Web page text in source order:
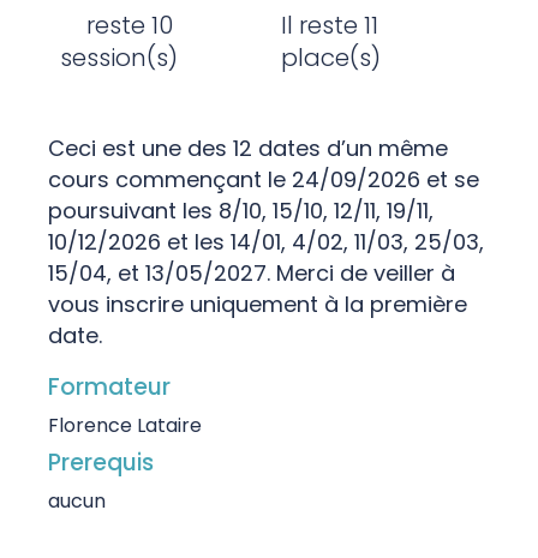
reste 10
session(s)
Il reste 11
place(s)
Ceci est une des 12 dates d’un même
cours commençant le 24/09/2026 et se
poursuivant les 8/10, 15/10, 12/11, 19/11,
10/12/2026 et les 14/01, 4/02, 11/03, 25/03,
15/04, et 13/05/2027. Merci de veiller à
vous inscrire uniquement à la première
date.
Formateur
Florence Lataire
Prerequis
aucun